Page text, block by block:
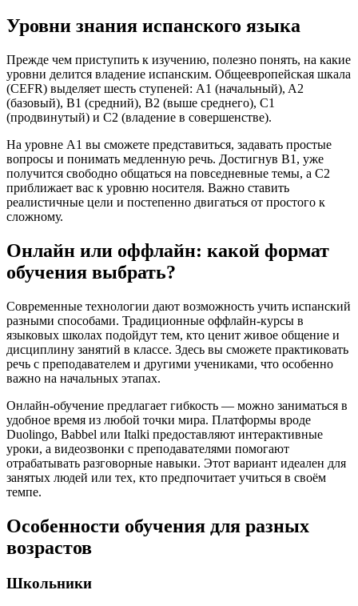
Уровни знания испанского языка
Прежде чем приступить к изучению, полезно понять, на какие
уровни делится владение испанским. Общеевропейская шкала
(CEFR) выделяет шесть ступеней: A1 (начальный), A2
(базовый), B1 (средний), B2 (выше среднего), C1
(продвинутый) и C2 (владение в совершенстве).
На уровне A1 вы сможете представиться, задавать простые
вопросы и понимать медленную речь. Достигнув B1, уже
получится свободно общаться на повседневные темы, а C2
приближает вас к уровню носителя. Важно ставить
реалистичные цели и постепенно двигаться от простого к
сложному.
Онлайн или оффлайн: какой формат
обучения выбрать?
Современные технологии дают возможность учить испанский
разными способами. Традиционные оффлайн-курсы в
языковых школах подойдут тем, кто ценит живое общение и
дисциплину занятий в классе. Здесь вы сможете практиковать
речь с преподавателем и другими учениками, что особенно
важно на начальных этапах.
Онлайн-обучение предлагает гибкость — можно заниматься в
удобное время из любой точки мира. Платформы вроде
Duolingo, Babbel или Italki предоставляют интерактивные
уроки, а видеозвонки с преподавателями помогают
отрабатывать разговорные навыки. Этот вариант идеален для
занятых людей или тех, кто предпочитает учиться в своём
темпе.
Особенности обучения для разных
возрастов
Школьники